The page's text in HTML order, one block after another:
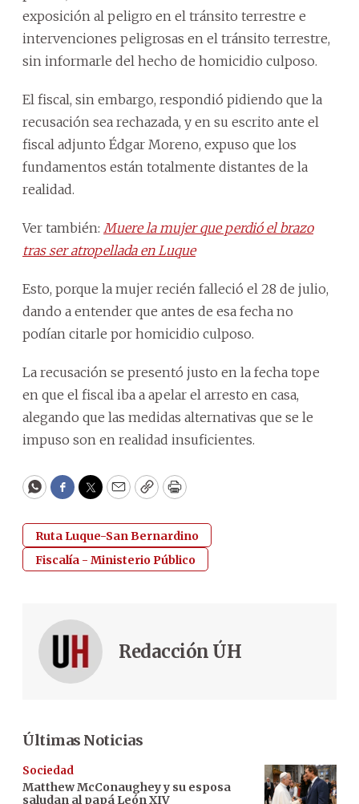
exposición al peligro en el tránsito terrestre e
intervenciones peligrosas en el tránsito terrestre,
sin informarle del hecho de homicidio culposo.
El fiscal, sin embargo, respondió pidiendo que la
recusación sea rechazada, y en su escrito ante el
fiscal adjunto Édgar Moreno, expuso que los
fundamentos están totalmente distantes de la
realidad.
Ver también: Muere la mujer que perdió el brazo
tras ser atropellada en Luque
Esto, porque la mujer recién falleció el 28 de julio,
dando a entender que antes de esa fecha no
podían citarle por homicidio culposo.
La recusación se presentó justo en la fecha tope
en que el fiscal iba a apelar el arresto en casa,
alegando que las medidas alternativas que se le
impuso son en realidad insuficientes.
WhatsApp
Facebook
Twitter
EmailCopyPrint
Ruta Luque-San Bernardino
Fiscalía - Ministerio Público
Redacción ÚH
Últimas Noticias
Sociedad
Matthew McConaughey y su esposa
saludan al papá León XIV